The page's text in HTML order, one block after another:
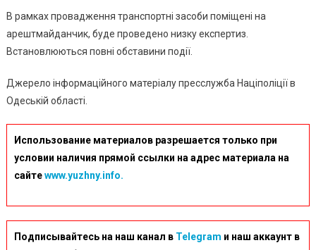
В рамках провадження транспортні засоби поміщені на
арештмайданчик, буде проведено низку експертиз.
Встановлюються повні обставини події.
Джерело інформаційного матеріалу пресслужба Націполіції в
Одеській області.
Использование материалов разрешается только при
условии наличия прямой ссылки на адрес материала на
сайтеwww.yuzhny.info.
Подписывайтесь на наш канал в Telegram и наш аккаунт в